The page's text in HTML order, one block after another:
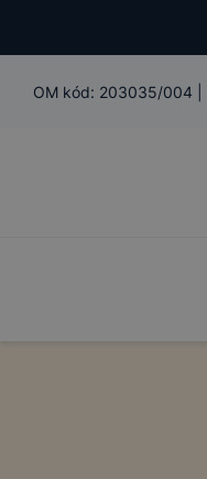
OM kód: 203035/004